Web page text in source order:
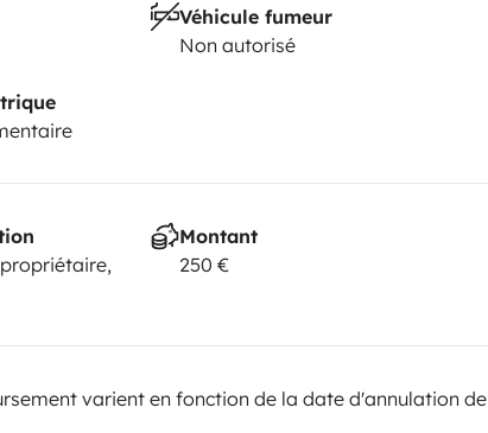
Véhicule fumeur
Non autorisé
Montant
250 €
varient en fonction de la date d'annulation de